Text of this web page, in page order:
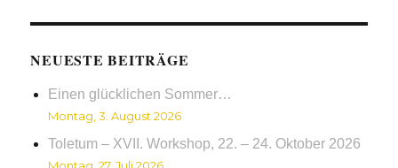
NEUESTE BEITRÄGE
Einen glücklichen Sommer…
Montag, 3. August 2026
Toletum – XVII. Workshop, 22. – 24. Oktober 2026